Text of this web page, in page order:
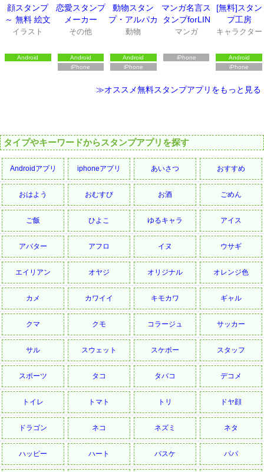
顔スタンプ
～ 無料 絵文
字 スタンプ
イラスト
Android
恋愛スタンプ
メーカー
その他
Android
iPhone
動物スタン
プ・アルパカ
とゾンビ犬と
動物
Android
iPhone
マンガ名言ス
タンプforLIN
E
マンガ
iPhone
[無料]スタン
プ工房
キャラクター
Android
iPhone
≫オススメ無料スタンプアプリをもっと見る
タイプやキーワードからスタンプアプリを探す
Androidアプリ iphoneアプリ あいさつ おすすめ
おはよう おむすび お酒 ごめん
ご飯 ひよこ ゆるキャラ アイス
アバター アフロ イヌ ウサギ
エイリアン オヤジ オリジナル オレンジ色
カメ カワイイ キモカワ ギャル
クマ クモ コラージュ サッカー
サル スウェット スケボー スタッフ
スポーツ タコ タバコ デコメ
トイレ トマト トリ ドヤ顔
ドラゴン ネコ ネズミ ネタ
ハッピー ハート バスケ パパ